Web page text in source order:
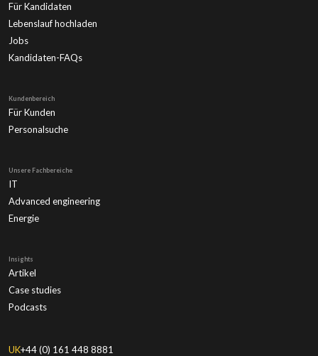
Für Kandidaten
Lebenslauf hochladen
Jobs
Kandidaten-FAQs
Kundenbereich
Für Kunden
Personalsuche
Unsere Fachbereiche
IT
Advanced engineering
Energie
Insights
Artikel
Case studies
Podcasts
UK+44 (0) 161 448 8881